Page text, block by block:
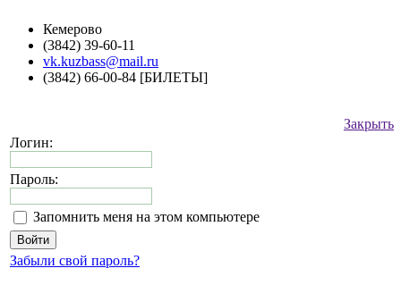
Кемерово
(3842) 39-60-11
vk.kuzbass@mail.ru
(3842) 66-00-84 [БИЛЕТЫ]
Закрыть
Логин:
Пароль:
Запомнить меня на этом компьютере
Забыли свой пароль?